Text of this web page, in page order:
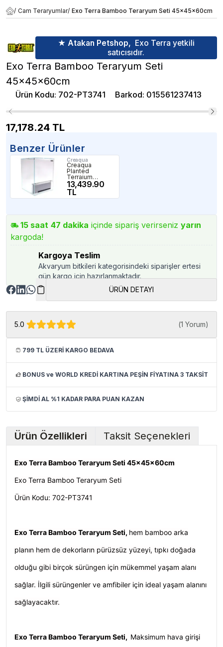
/ Cam Teraryumlar/ Exo Terra Bamboo Teraryum Seti 45x45x60cm
★ Atakan Petshop, Exo Terra yetkili
satıcısıdır.
Exo Terra Bamboo Teraryum Seti
45x45x60cm
Ürün Kodu: 702-PT3741 Barkod: 015561237413
17,178.24 TL
Benzer Ürünler
Creaqua
Creaqua
Planted
Terraium
35x35x50 Cm
13,439.90
TL
15 saat 47 dakika içinde sipariş verirseniz yarın
kargoda!
Kargoya Teslim
Akvaryum bitkileri kategorisindeki siparişler ertesi
gün kargo için hazırlanmaktadır.
ÜRÜN DETAYI
5.0 (1 Yorum)
799 TL ÜZERİ KARGO BEDAVA
BONUS ve WORLD KREDİ KARTINA PEŞİN FİYATINA 3 TAKSİT
ŞİMDİ AL %1 KADAR PARA PUAN KAZAN
Ürün Özellikleri Taksit Seçenekleri
Exo Terra Bamboo Teraryum Seti 45x45x60cm
Exo Terra Bamboo Teraryum Seti
Ürün Kodu: 702-PT3741
Exo Terra Bamboo Teraryum Seti, hem bamboo arka
planın hem de dekorların pürüzsüz yüzeyi, tıpkı doğada
olduğu gibi birçok sürüngen için mükemmel yaşam alanı
sağlar. İlgili sürüngenler ve amfibiler için ideal yaşam alanını
sağlayacaktır.
Exo Terra Bamboo Teraryum Seti, Maksimum hava girişi